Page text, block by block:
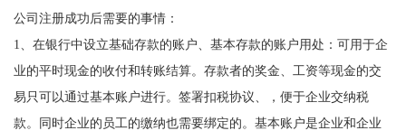
公司注册成功后需要的事情：
1、在银行中设立基础存款的账户、基本存款的账户用处：可用于企
业的平时现金的收付和转账结算。存款者的奖金、工资等现金的交
易只可以通过基本账户进行。签署扣税协议、，便于企业交纳税
款。同时企业的员工的缴纳也需要绑定的。基本账户是企业和企业